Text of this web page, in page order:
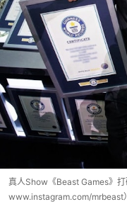
真人Show《Beast Games》
www.instagram.com/mrbeast）